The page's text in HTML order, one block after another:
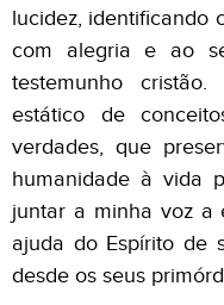
lucidez, identificando
com alegria e ao
testemunho
estático de
verdades, que
humanidade à vida
juntar a minha voz a
ajuda do Espírito de
desde os seus